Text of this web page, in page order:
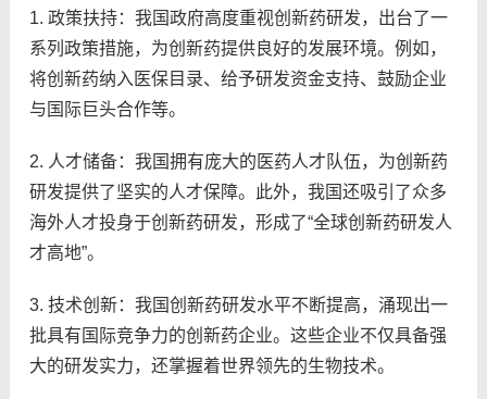
1. 政策扶持：我国政府高度重视创新药研发，出台了一
系列政策措施，为创新药提供良好的发展环境。例如，
将创新药纳入医保目录、给予研发资金支持、鼓励企业
与国际巨头合作等。
2. 人才储备：我国拥有庞大的医药人才队伍，为创新药
研发提供了坚实的人才保障。此外，我国还吸引了众多
海外人才投身于创新药研发，形成了“全球创新药研发人
才高地”。
3. 技术创新：我国创新药研发水平不断提高，涌现出一
批具有国际竞争力的创新药企业。这些企业不仅具备强
大的研发实力，还掌握着世界领先的生物技术。